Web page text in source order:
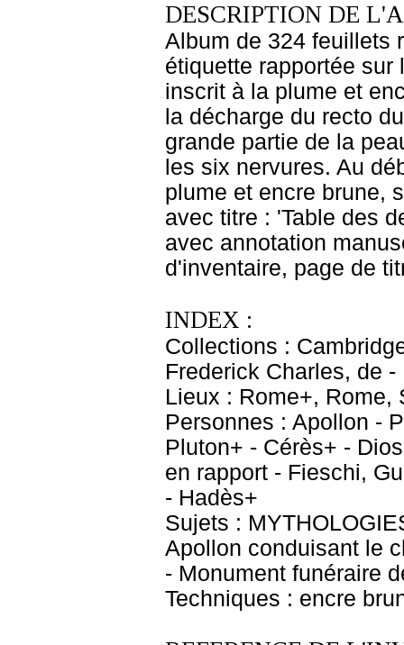
DESCRIPTION DE
Album de 324 feuillets
étiquette rapportée sur
inscrit à la plume et
la décharge du recto
grande partie de la
les six nervures. Au
plume et encre brune,
avec titre : 'Table des
avec annotation
d'inventaire, page de
INDEX :
Collections :
Frederick Charles, de
Lieux : Rome+, Rome,
Personnes : Apollon -
Pluton+ - Cérès+ -
en rapport - Fieschi,
- Hadès+
Sujets :
Apollon conduisant le
- Monument funéraire
Techniques : encre